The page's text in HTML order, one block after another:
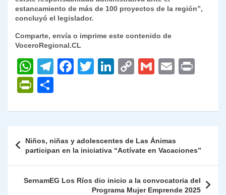
estancamiento de más de 100 proyectos de la región”,
concluyó el legislador.
Comparte, envía o imprime este contenido de
VoceroRegional.CL
W
h
at
s
p
p
T
gr
m
F
e
o
o
k
T
er
Li
e
n
C
y
n
k
G
l
E
l
P
nt
Fr
ie
n
dl
m
p
ar
tir
de
entradas
Niños, niñas y adolescentes de Las Ánimas
participan en la iniciativa “Actívate en Vacaciones”
SernamEG Los Ríos dio inicio a la convocatoria del
Programa Mujer Emprende 2025